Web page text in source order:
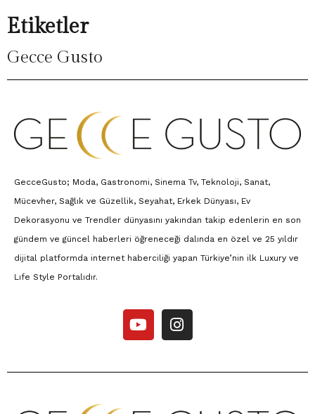
Etiketler
Gecce Gusto
GecceGusto; Moda, Gastronomi, Sinema Tv, Teknoloji, Sanat,
Mücevher, Sağlık ve Güzellik, Seyahat, Erkek Dünyası, Ev
Dekorasyonu ve Trendler dünyasını yakından takip edenlerin en son
gündem ve güncel haberleri öğreneceği dalında en özel ve 25 yıldır
dijital platformda internet haberciliği yapan Türkiye’nin ilk Luxury ve
Lıfe Style Portalıdır.